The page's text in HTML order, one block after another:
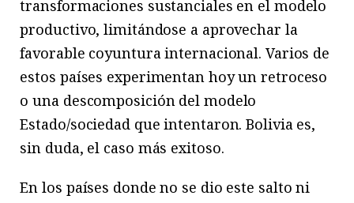
transformaciones sustanciales en el modelo
productivo, limitándose a aprovechar la
favorable coyuntura internacional. Varios de
estos países experimentan hoy un retroceso
o una descomposición del modelo
Estado/sociedad que intentaron. Bolivia es,
sin duda, el caso más exitoso.
En los países donde no se dio este salto ni